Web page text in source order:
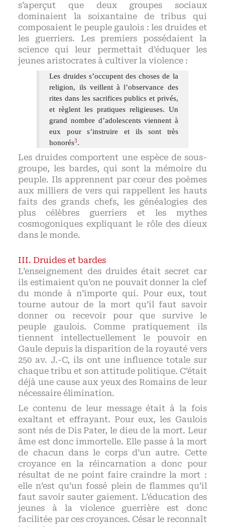
s’aperçut que deux groupes sociaux
dominaient la soixantaine de tribus qui
composaient le peuple gaulois : les druides et
les guerriers. Les premiers possédaient la
science qui leur permettait d’éduquer les
jeunes aristocrates à cultiver la violence :
Les druides s’occupent des choses de la
religion, ils veillent à l’observance des
rites dans les sacrifices publics et privés,
et règlent les pratiques religieuses. Un
grand nombre d’adolescents viennent à
eux pour s’instruire et ils sont très
honorés3.
Les druides comportent une espèce de sous-
groupe, les bardes, qui sont la mémoire du
peuple. Ils apprennent par cœur des poèmes
aux milliers de vers qui rappellent les hauts
faits des grands chefs, les généalogies des
plus célèbres guerriers et les mythes
cosmogoniques expliquant le rôle des dieux
dans le monde.
Druides et bardes
L’enseignement des druides était secret car
ils estimaient qu’on ne pouvait donner la clef
du monde à n’importe qui. Pour eux, tout
tourne autour de la mort qu’il faut savoir
donner ou recevoir pour que survive le
peuple gaulois. Comme pratiquement ils
tiennent intellectuellement le pouvoir en
Gaule depuis la disparition de la royauté vers
250 av. J.-C, ils ont une influence totale sur
chaque tribu et son attitude politique. C’était
déjà une cause aux yeux des Romains de leur
nécessaire élimination.
Le contenu de leur message était à la fois
exaltant et effrayant. Pour eux, les Gaulois
sont nés de Dis Pater, le dieu de la mort. Leur
âme est donc immortelle. Elle passe à la mort
de chacun dans le corps d’un autre. Cette
croyance en la réincarnation a donc pour
résultat de ne point faire craindre la mort :
elle n’est qu’un fossé plein de flammes qu’il
faut savoir sauter gaiement. L’éducation des
jeunes à la violence guerrière est donc
facilitée par ces croyances. César le reconnaît